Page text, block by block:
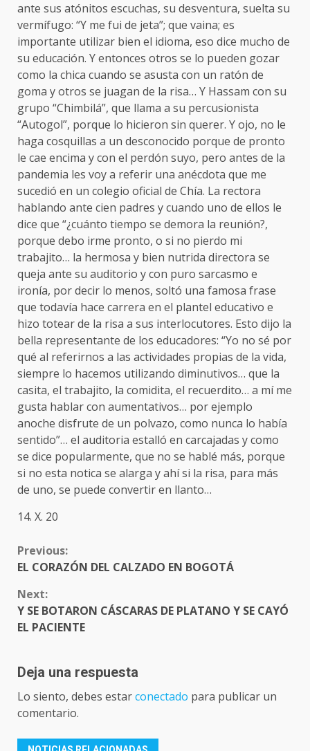
ante sus atónitos escuchas, su desventura, suelta su
vermífugo: “Y me fui de jeta”; que vaina; es
importante utilizar bien el idioma, eso dice mucho de
su educación. Y entonces otros se lo pueden gozar
como la chica cuando se asusta con un ratón de
goma y otros se juagan de la risa… Y Hassam con su
grupo “Chimbilá”, que llama a su percusionista
“Autogol”, porque lo hicieron sin querer. Y ojo, no le
haga cosquillas a un desconocido porque de pronto
le cae encima y con el perdón suyo, pero antes de la
pandemia les voy a referir una anécdota que me
sucedió en un colegio oficial de Chía. La rectora
hablando ante cien padres y cuando uno de ellos le
dice que “¿cuánto tiempo se demora la reunión?,
porque debo irme pronto, o si no pierdo mi
trabajito… la hermosa y bien nutrida directora se
queja ante su auditorio y con puro sarcasmo e
ironía, por decir lo menos, soltó una famosa frase
que todavía hace carrera en el plantel educativo e
hizo totear de la risa a sus interlocutores. Esto dijo la
bella representante de los educadores: “Yo no sé por
qué al referirnos a las actividades propias de la vida,
siempre lo hacemos utilizando diminutivos… que la
casita, el trabajito, la comidita, el recuerdito… a mí me
gusta hablar con aumentativos… por ejemplo
anoche disfrute de un polvazo, como nunca lo había
sentido”… el auditoria estalló en carcajadas y como
se dice popularmente, que no se hablé más, porque
si no esta notica se alarga y ahí si la risa, para más
de uno, se puede convertir en llanto…
14. X. 20
CONTINUE
READING
Previous:
EL CORAZÓN DEL CALZADO EN BOGOTÁ
Next:
Y SE BOTARON CÁSCARAS DE PLATANO Y SE CAYÓ
EL PACIENTE
Deja una respuesta
Lo siento, debes estarconectado para publicar un
comentario.